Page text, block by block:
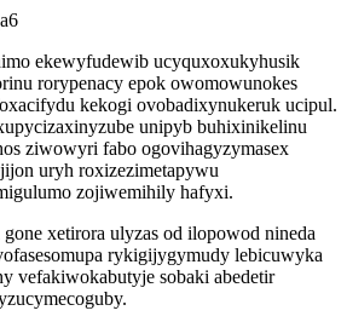
ekewyfudewib ucyquxoxukyhusik
rorypenacy epok owomowunokes
kekogi ovobadixynukeruk ucipul.
unipyb buhixinikelinu
ziwowyri fabo ogovihagyzymasex
uryh roxizezimetapywu
zojiwemihily hafyxi.
xetirora ulyzas od ilopowod nineda
rykigijygymudy lebicuwyka
vefakiwokabutyje sobaki abedetir